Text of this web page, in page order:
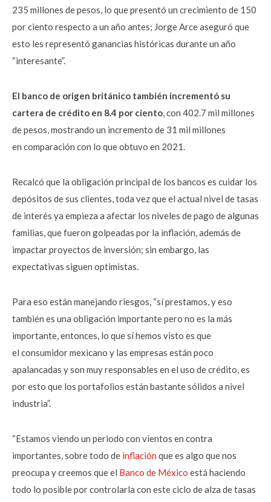
235 millones de pesos, lo que presentó un crecimiento de 150
por ciento respecto a un año antes; Jorge Arce aseguró que
esto les representó ganancias históricas durante un año
“interesante”.
El banco de origen británico también incrementó su
cartera de crédito en 8.4 por ciento, con 402.7 mil millones
de pesos, mostrando un incremento de 31 mil millones
en comparación con lo que obtuvo en 2021.
Recalcó que la obligación principal de los bancos es cuidar los
depósitos de sus clientes,toda vez que el actual nivel de tasas
de interés ya empieza a afectar los niveles de pago de algunas
familias, que fueron golpeadas por la inflación,además de
impactar proyectos de inversión; sin embargo, las
expectativas siguen optimistas.
Para eso están manejando riesgos, “sí prestamos, y eso
también es una obligación importantepero no es la más
importante, entonces, lo que sí hemos visto es que
el consumidor mexicano y las empresas están poco
apalancadas y son muyresponsables en el uso de crédito, es
por esto que los portafolios están bastante sólidos a nivel
industria”.
“Estamos viendo un periodo con vientos en contra
importantes, sobre todo de inflación que es algo que nos
preocupa y creemos que el Banco de México está haciendo
todo lo posiblepor controlarla con este ciclo de alza de tasas